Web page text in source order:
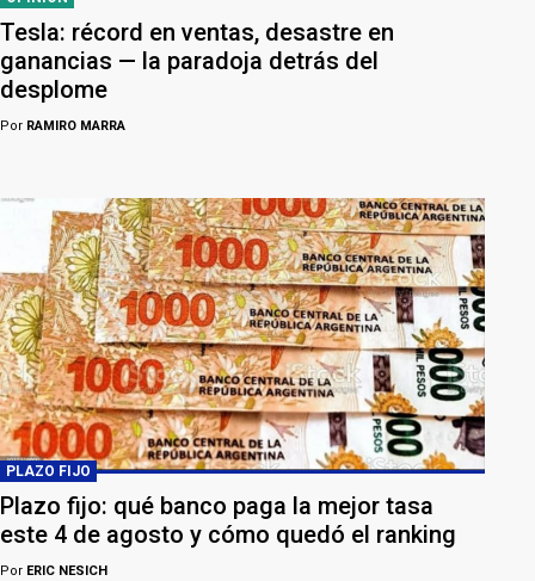
Tesla: récord en ventas, desastre en
ganancias — la paradoja detrás del
desplome
Por RAMIRO MARRA
PLAZO FIJO
Plazo fijo: qué banco paga la mejor tasa
este 4 de agosto y cómo quedó el ranking
Por ERIC NESICH